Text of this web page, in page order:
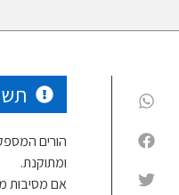
הורים
ומתוקנת.
אם מסיבות